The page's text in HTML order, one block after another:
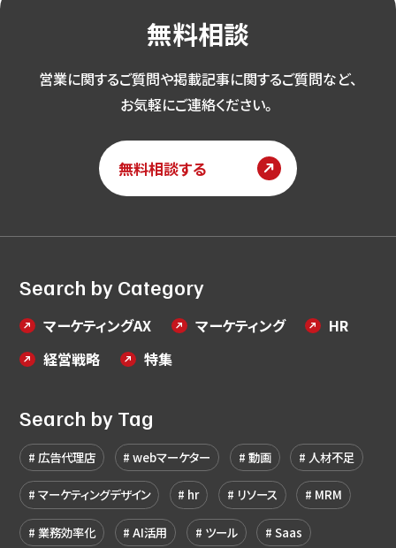
無料相談
営業に関するご質問や掲載記事に関するご質問など、
お気軽にご連絡ください。
無料相談する
Search by Category
マーケティングAX マーケティング
HR
経営戦略
特集
Search by Tag
広告代理店 webマーケター 動画 人材不足
マーケティングデザイン hr リソース MRM
業務効率化 AI活用 ツール Saas